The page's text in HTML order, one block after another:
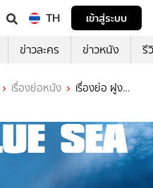
TH
เข้าสู่ระบบ
ข่าวละคร ข่าวหนัง รี
เรื่องย่อหนัง
เรื่องย่อ ฝูง